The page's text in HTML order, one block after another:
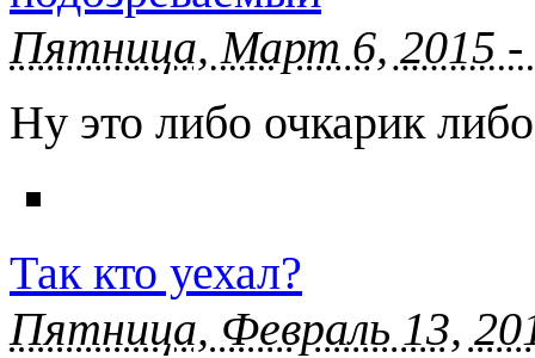
Пятница, Март 6, 2015
Ну это либо очкарик
Так кто уехал?
Пятница, Февраль 13,